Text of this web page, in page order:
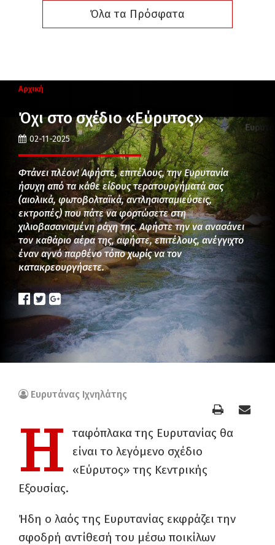
Όλα τα Πρόσφατα
Αρχική
Όχι στο σχέδιο «Εύρυτος»
02-11-2025
Φτάνει πλέον! Αφήστε, επιτέλους, την Ευρυτανία
ήσυχη από τα κάθε είδους τερατουργήματά σας
(αιολικά, φωτοβολταϊκά, αντλησιοταμιεύσεις,
εκτροπές) που πάτε να φορτώσετε στη
χιλιοβασανισμένη ράχη της. Αφήστε την να ανασάνει
τον καθάριο αέρα της, αφήστε, επιτέλους, ανέγγιχτο
έναν αγνό παρθένο τόπο χωρίς να τον
κατακρεουργήσετε.
Ευρυτάνας Ιχνηλάτης
Η
ταφόπλακα της Ευρυτανίας θα
είναι το λεγόμενο σχέδιο
«Εύρυτος» της Κεντρικής
Εξουσίας.
Ήδη ο λαός της Ευρυτανίας εκφράζει την
σφοδρή αντίθεσή του μέσω ποικίλων